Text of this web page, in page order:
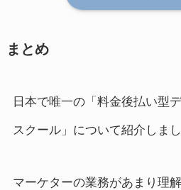
まとめ
日本で唯一の「料金後払い型
スクール」について紹介しまし
マーケターの業務があまり理